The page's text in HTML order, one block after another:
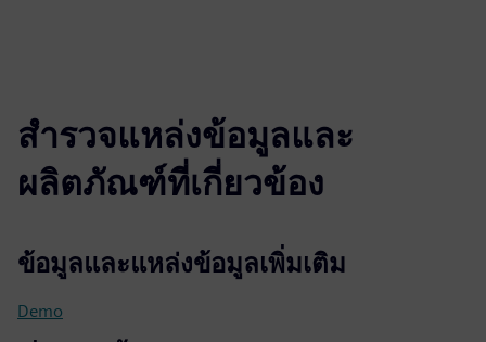
สำรวจแหล่งข้อมูลและ
ผลิตภัณฑ์ที่เกี่ยวข้อง
ข้อมูลและแหล่งข้อมูลเพิ่มเติม
Demo